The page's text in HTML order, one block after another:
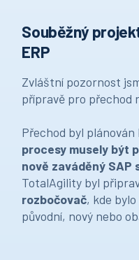
Souběžný
ERP
Zvláštní pozornost
přípravě pro přechod
Přechod byl
procesy musely být
nově zaváděný SAP
TotalAgility byl
rozbočovač, kde
původní, nový nebo